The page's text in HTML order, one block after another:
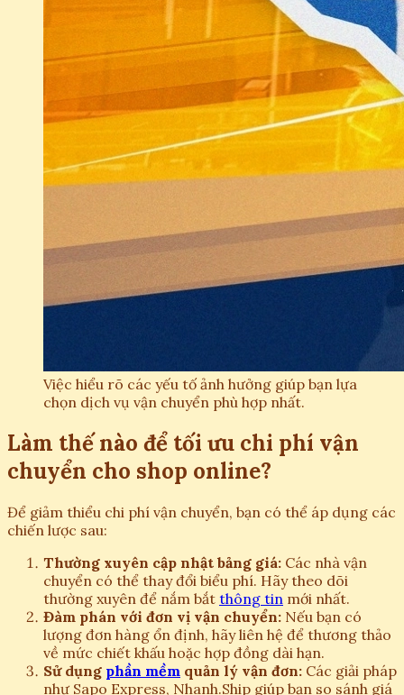
Việc hiểu rõ các yếu tố ảnh hưởng giúp bạn lựa
chọn dịch vụ vận chuyển phù hợp nhất.
Làm thế nào để tối ưu chi phí vận
chuyển cho shop online?
Để giảm thiểu chi phí vận chuyển, bạn có thể áp dụng các
chiến lược sau:
Thường xuyên cập nhật bảng giá: Các nhà vận
chuyển có thể thay đổi biểu phí. Hãy theo dõi
thường xuyên để nắm bắt thông tin mới nhất.
Đàm phán với đơn vị vận chuyển: Nếu bạn có
lượng đơn hàng ổn định, hãy liên hệ để thương thảo
về mức chiết khấu hoặc hợp đồng dài hạn.
Sử dụng phần mềm quản lý vận đơn: Các giải pháp
như Sapo Express, Nhanh.Ship giúp bạn so sánh giá